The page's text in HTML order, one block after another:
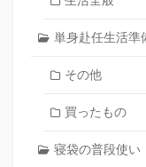
単身赴任生活準
その他
買ったもの
寝袋の普段使い